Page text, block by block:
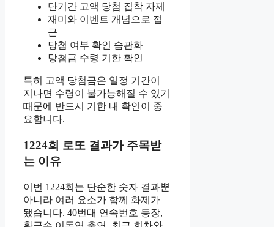
단기간 고액 당첨 집착 자제
재미와 이벤트 개념으로 접
근
당첨 여부 확인 습관화
당첨금 수령 기한 확인
특히 고액 당첨금은 일정 기간이
지나면 수령이 불가능해질 수 있기
때문에 반드시 기한 내 확인이 중
요합니다.
1224회 로또 결과가 주목받
는 이유
이번 1224회는 단순한 숫자 결과뿐
아니라 여러 요소가 함께 화제가
됐습니다. 40번대 연속번호 등장,